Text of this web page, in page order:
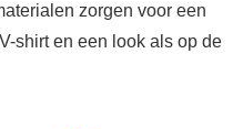
zorgen voor een
shirt en een look als op de